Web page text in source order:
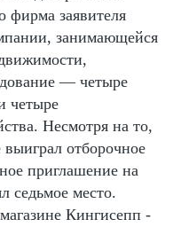
фирма заявителя
занимающейся
— четыре
четыре
Несмотря на то,
отборочное
приглашение на
седьмое место.
Кингисепп -